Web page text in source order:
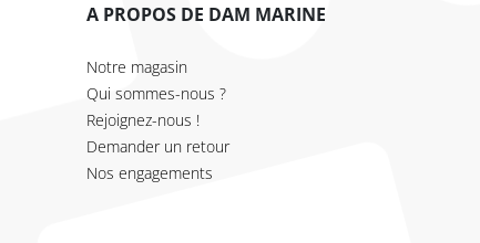
A PROPOS DE DAM MARINE
Notre magasin
Qui sommes-nous ?
Rejoignez-nous !
Demander un retour
Nos engagements